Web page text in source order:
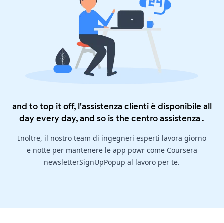
and to top it off, l'assistenza clienti è disponibile all
day every day, and so is thecentro assistenza .
Inoltre, il nostro team di ingegneri esperti lavora giorno
e notte per mantenere le app powr come Coursera
newsletterSignUpPopup al lavoro per te.